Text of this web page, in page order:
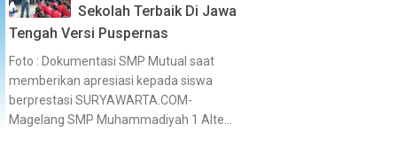
Sekolah Terbaik Di Jawa
Tengah Versi Puspernas
Foto : Dokumentasi SMP Mutual saat
memberikan apresiasi kepada siswa
berprestasi SURYAWARTA.COM-
Magelang SMP Muhammadiyah 1 Alte...